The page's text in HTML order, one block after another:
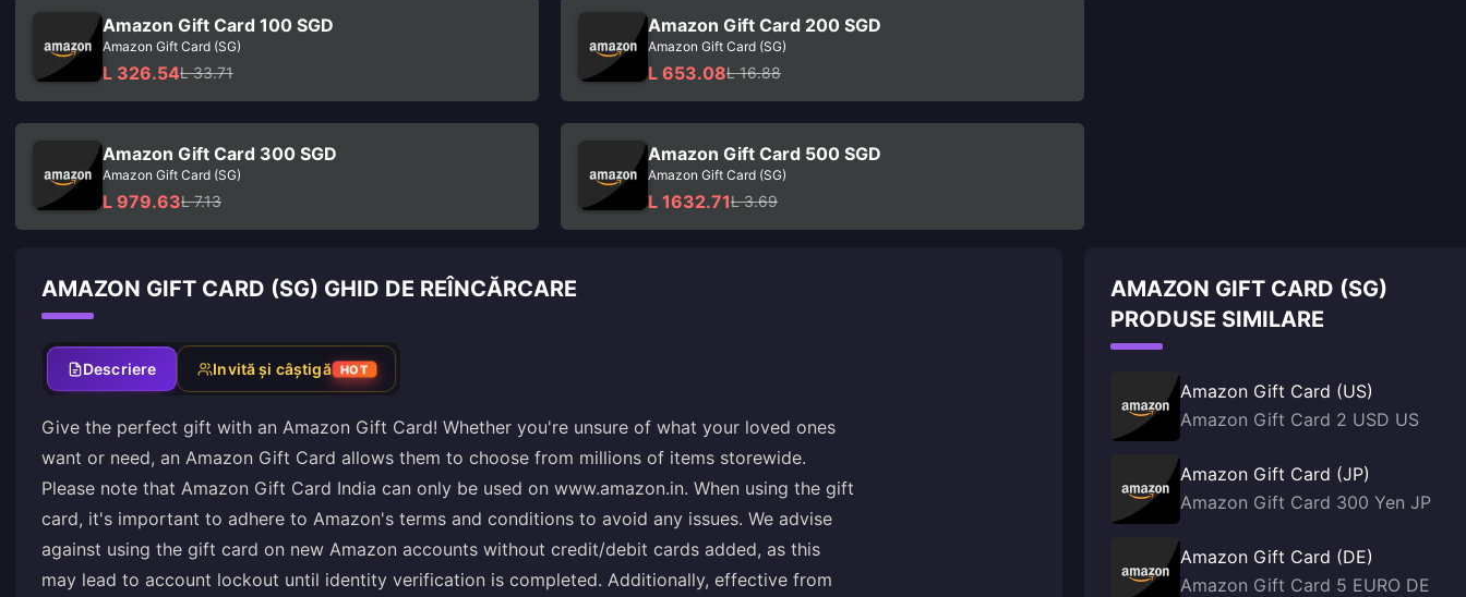
Amazon Gift Card 100 SGD
Amazon Gift Card (SG)
L 326.54L 33.71
Amazon Gift Card 200 SGD
Amazon Gift Card (SG)
L 653.08L 16.88
Amazon Gift Card 300 SGD
Amazon Gift Card (SG)
L 979.63L 7.13
Amazon Gift Card 500 SGD
Amazon Gift Card (SG)
L 1632.71L 3.69
AMAZON GIFT CARD (SG) GHID DE REÎNCĂRCARE
Descriere Invită și câștigă HOT
Give the perfect gift with an Amazon Gift Card! Whether you're unsure of what your loved ones
want or need, an Amazon Gift Card allows them to choose from millions of items storewide.
Please note that Amazon Gift Card India can only be used on www.amazon.in. When using the gift
card, it's important to adhere to Amazon's terms and conditions to avoid any issues. We advise
against using the gift card on new Amazon accounts without credit/debit cards added, as this
may lead to account lockout until identity verification is completed. Additionally, effective from
AMAZON GIFT CARD (SG)
PRODUSE SIMILARE
Amazon Gift Card (US)
Amazon Gift Card 2 USD US
Amazon Gift Card (JP)
Amazon Gift Card 300 Yen JP
Amazon Gift Card (DE)
Amazon Gift Card 5 EURO DE